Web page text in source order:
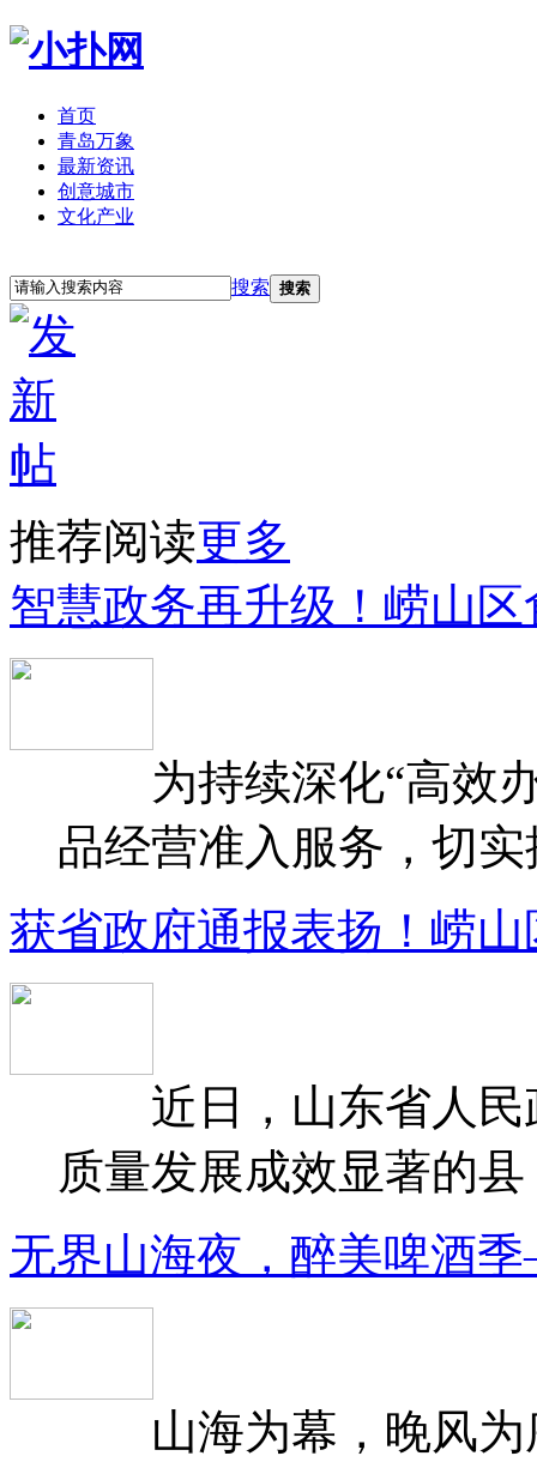
首页
青岛万象
最新资讯
创意城市
文化产业
搜索 搜索
推荐阅读更多
智慧政务再升级！崂山
为持续深化“高效办
品经营准入服务，切
获省政府通报表扬！崂
近日，山东省人民
质量发展成效显著的
无界山海夜，醉美啤酒
山海为幕，晚风为